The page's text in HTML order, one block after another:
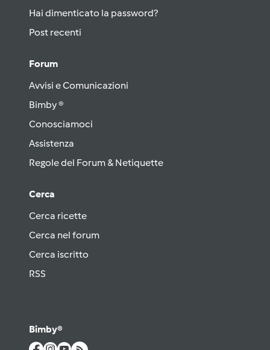
Hai dimenticato la password?
Post recenti
Forum
Avvisi e Comunicazioni
Bimby ®
Conosciamoci
Assistenza
Regole del Forum & Netiquette
Cerca
Cerca ricette
Cerca nel forum
Cerca iscritto
RSS
Bimby®